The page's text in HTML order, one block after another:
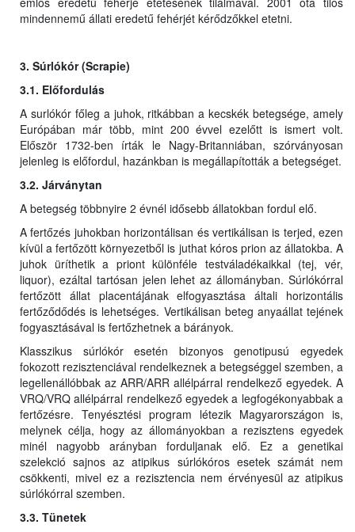
mindennemű állati eredetű fehérjét kérődzőkkel etetni.
3. Súrlókór (Scrapie)
3.1. Előfordulás
A surlókór főleg a juhok, ritkábban a kecskék betegsége, amely
Európában már több, mint 200 évvel ezelőtt is ismert volt.
Először 1732-ben írták le Nagy-Britanniában, szórványosan
jelenleg is előfordul, hazánkban is megállapították a betegséget.
3.2. Járványtan
A betegség többnyire 2 évnél idősebb állatokban fordul elő.
A fertőzés juhokban horizontálisan és vertikálisan is terjed, ezen
kívül a fertőzött környezetből is juthat kóros prion az állatokba. A
juhok üríthetik a priont különféle testváladékaikkal (tej, vér,
liquor), ezáltal tartósan jelen lehet az állományban. Súrlókórral
fertőzött állat placentájának elfogyasztása általi horizontális
fertőződődés is lehetséges. Vertikálisan beteg anyaállat tejének
fogyasztásával is fertőzhetnek a bárányok.
Klasszikus súrlókór esetén bizonyos genotipusú egyedek
fokozott rezisztenciával rendelkeznek a betegséggel szemben, a
legellenállóbbak az ARR/ARR allélpárral rendelkező egyedek. A
VRQ/VRQ allélpárral rendelkező egyedek a legfogékonyabbak a
fertőzésre. Tenyésztési program létezik Magyarországon is,
melynek célja, hogy az állományokban a rezisztens egyedek
minél nagyobb arányban forduljanak elő. Ez a genetikai
szelekció sajnos az atipikus súrlókóros esetek számát nem
csökkenti, mivel ez a rezisztencia nem érvényesül az atipikus
súrlókórral szemben.
3.3. Tünetek